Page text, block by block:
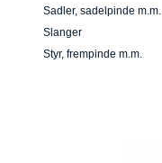
Sadler, sadelpinde m.m.
Slanger
Styr, frempinde m.m.